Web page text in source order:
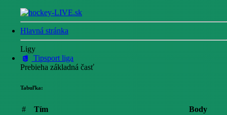
Hlavná stránka
Ligy
Tipsport liga
Prebieha základná časť
Tabuľka:
# Tím
Body